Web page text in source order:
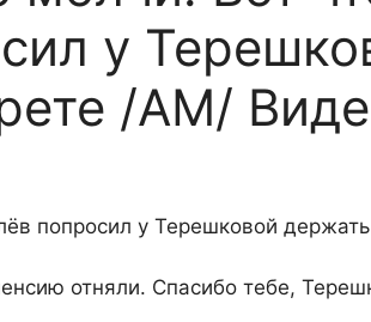
у
/АМ/
попросил у Терешковой
отняли. Спасибо тебе,